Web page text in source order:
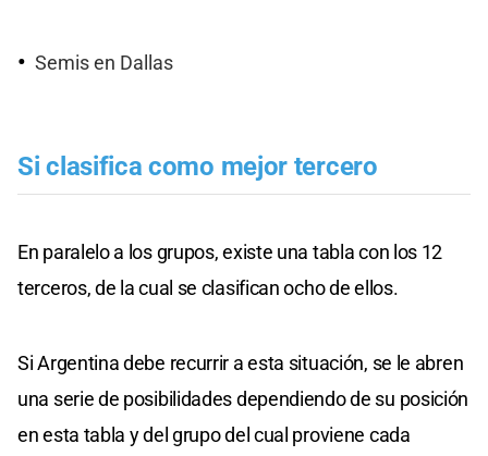
Semis en Dallas
Si clasifica como mejor tercero
En paralelo a los grupos, existe una tabla con los 12
terceros, de la cual se clasifican ocho de ellos.
Si Argentina debe recurrir a esta situación, se le abren
una serie de posibilidades dependiendo de su posición
en esta tabla y del grupo del cual proviene cada